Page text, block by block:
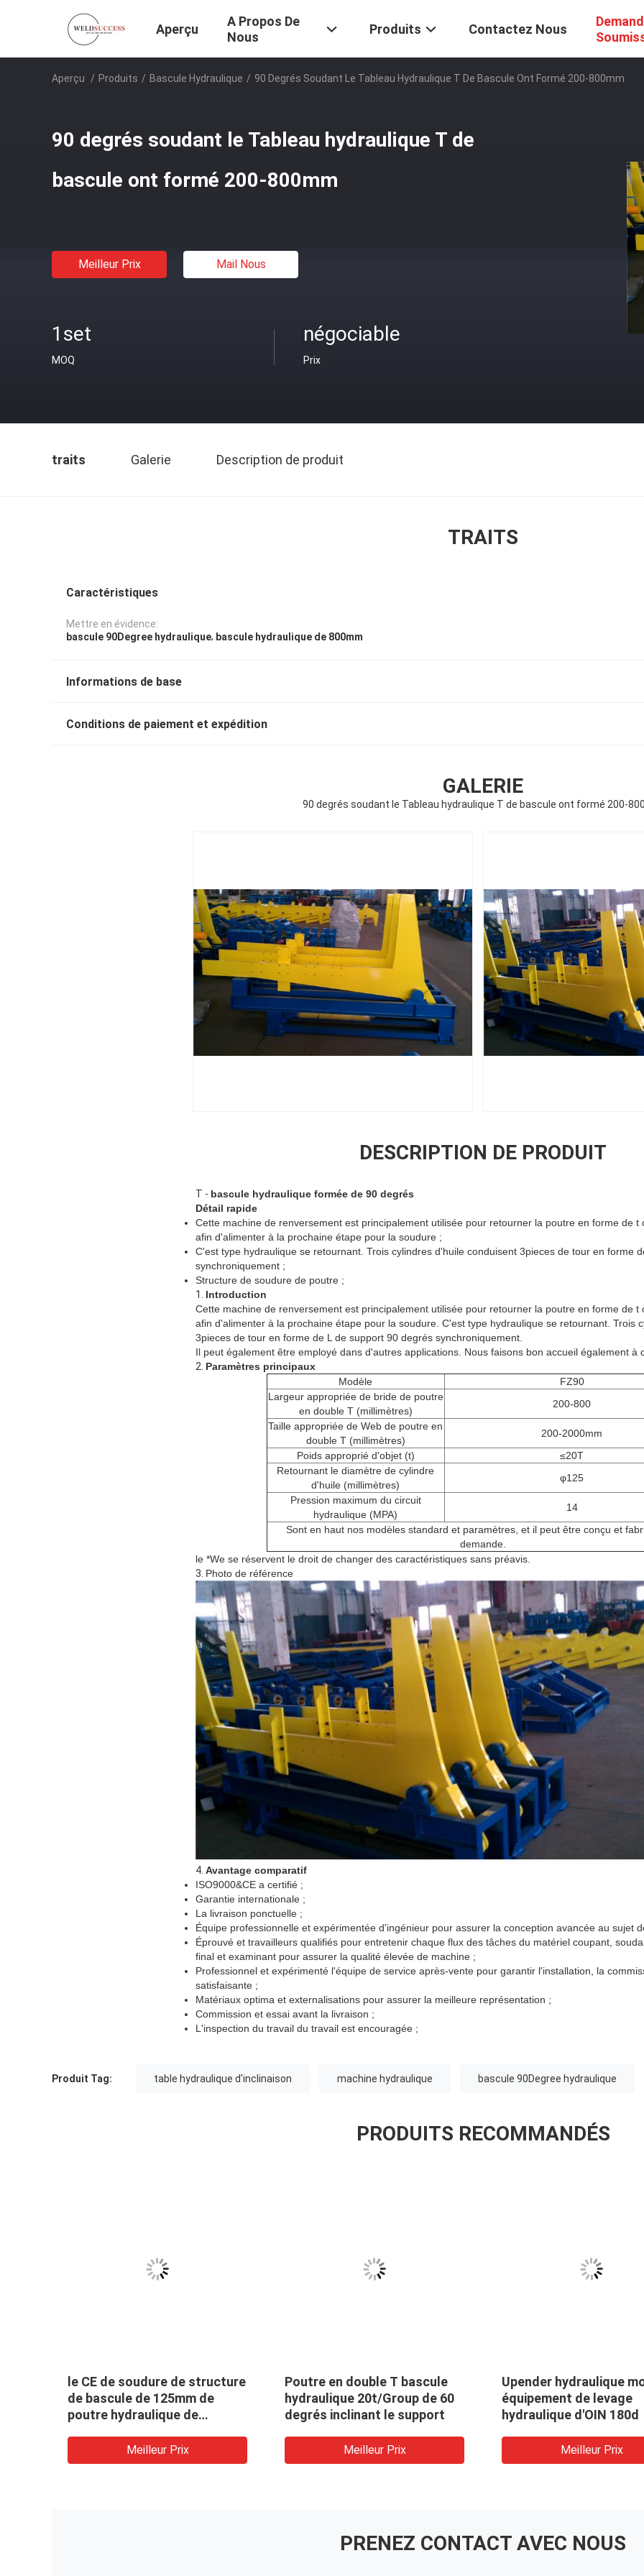
Aperçu
A Propos De
Nous
Produits Contactez Nous
Aperçu / Produits / Bascule Hydraulique / 90 Degrés Soudant Le Tableau Hydraulique T De Bascule Ont Formé 200-800mm
90 degrés soudant le Tableau hydraulique T de
bascule ont formé 200-800mm
Meilleur Prix Mail Nous
1set
MOQ
négociable
Prix
traits Galerie Description de produit
TRAITS
Caractéristiques
Mettre en évidence:
bascule 90Degree hydraulique, bascule hydraulique de 800mm
Informations de base
Conditions de paiement et expédition
GALERIE
90 degrés soudant le Tableau hydraulique T de bascule ont formé 200-
DESCRIPTION DE PRODUIT
T - bascule hydraulique formée de 90 degrés
Détail rapide
Cette machine de renversement est principalement utilisée pour retourner la poutre en forme de
afin d'alimenter à la prochaine étape pour la soudure ;
C'est type hydraulique se retournant. Trois cylindres d'huile conduisent 3pieces de tour en forme
synchroniquement ;
Structure de soudure de poutre ;
1. Introduction
Cette machine de renversement est principalement utilisée pour retourner la poutre en forme de
afin d'alimenter à la prochaine étape pour la soudure. C'est type hydraulique se retournant. Trois
3pieces de tour en forme de L de support 90 degrés synchroniquement.
Il peut également être employé dans d'autres applications. Nous faisons bon accueil également à
2. Paramètres principaux
Modèle
FZ90
Largeur appropriée de bride de poutre
en double T (millimètres)
200-800
Taille appropriée de Web de poutre en
double T (millimètres)
200-2000mm
Poids approprié d'objet (t)
≤20T
Retournant le diamètre de cylindre
d'huile (millimètres)
φ125
Pression maximum du circuit
hydraulique (MPA)
14
Sont en haut nos modèles standard et paramètres, et il peut être conçu et
demande.
le *We se réservent le droit de changer des caractéristiques sans préavis.
3. Photo de référence
4. Avantage comparatif
ISO9000&CE a certifié ;
Garantie internationale ;
La livraison ponctuelle ;
Équipe professionnelle et expérimentée d'ingénieur pour assurer la conception avancée au sujet
Éprouvé et travailleurs qualifiés pour entretenir chaque flux des tâches du matériel coupant,
final et examinant pour assurer la qualité élevée de machine ;
Professionnel et expérimenté l'équipe de service après-vente pour garantir l'installation, la
satisfaisante ;
Matériaux optima et externalisations pour assurer la meilleure représentation ;
Commission et essai avant la livraison ;
L'inspection du travail du travail est encouragée ;
Produit Tag: table hydraulique d'inclinaison machine hydraulique bascule 90Degree hydraulique
PRODUITS RECOMMANDÉS
le CE de soudure de structure
de bascule de 125mm de
poutre hydraulique de
Meilleur Prix
Poutre en double T bascule
hydraulique 20t/Group de 60
degrés inclinant le support
Meilleur Prix
Upender hydraulique
équipement de levage
hydraulique d'OIN 180d
Meilleur Prix
PRENEZ CONTACT AVEC NOUS